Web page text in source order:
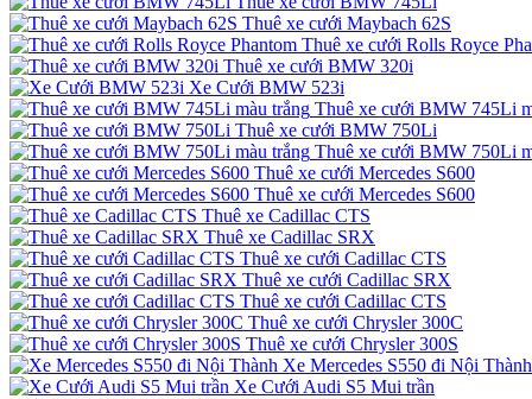
Thuê xe cưới Maybach 62S
Thuê xe cưới Rolls Royce
Thuê xe cưới BMW 320i
Xe Cưới BMW 523i
Thuê xe cưới BMW 745Li
Thuê xe cưới BMW 750Li
Thuê xe cưới BMW 750Li
Thuê xe cưới Mercedes S600
Thuê xe cưới Mercedes S600
Thuê xe Cadillac CTS
Thuê xe Cadillac SRX
Thuê xe cưới Cadillac CTS
Thuê xe cưới Cadillac SRX
Thuê xe cưới Cadillac CTS
Thuê xe cưới Chrysler 300C
Thuê xe cưới Chrysler 300S
Xe Mercedes S550 đi Nội Thành
Xe Cưới Audi S5 Mui trần